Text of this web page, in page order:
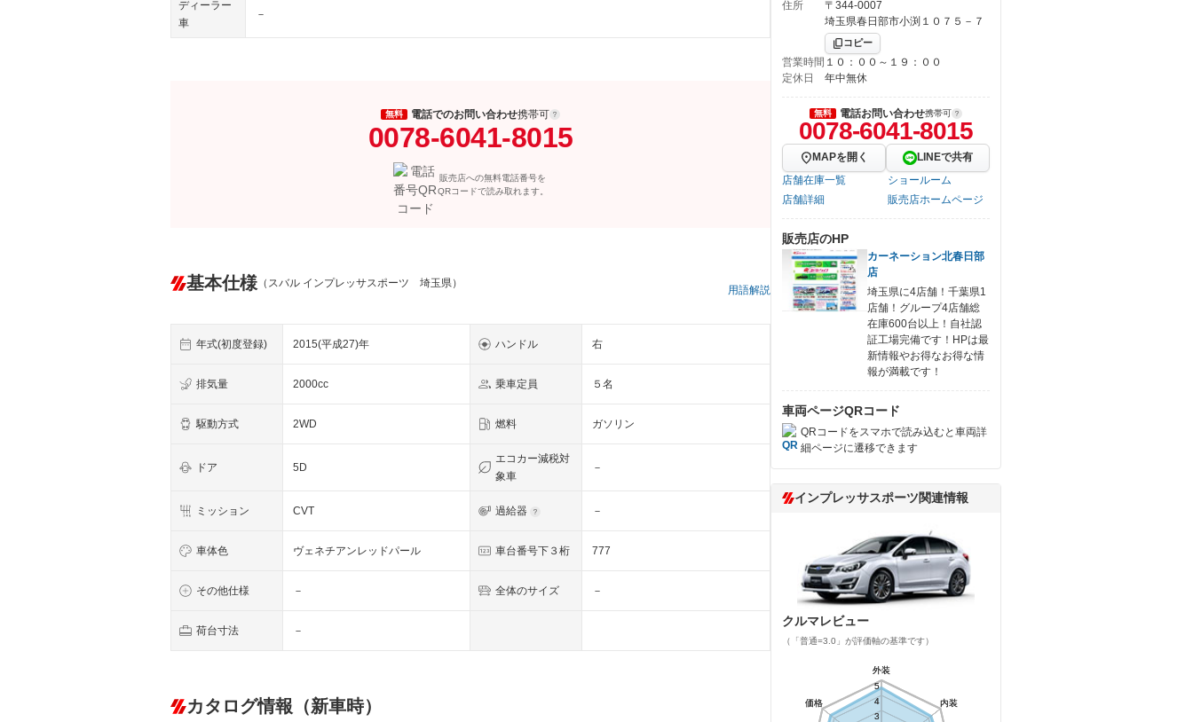
ディーラー
車
－
無料 電話でのお問い合わせ携帯可
0078-6041-8015
販売店への無料電話番号を
QRコードで読み取れます。
基本仕様 （スバル インプレッサスポーツ 埼玉県）
用語解説
年式(初度登録) 2015(平成27)年 ハンドル 右
排気量 2000cc 乗車定員 ５名
駆動方式 2WD 燃料 ガソリン
ドア 5D
エコカー減税対
象車
－
ミッション CVT 過給器 －
車体色 ヴェネチアンレッドパール 車台番号下３桁 777
その他仕様 － 全体のサイズ －
荷台寸法 －
カタログ情報（新車時）
住所
〒344-0007
埼玉県春日部市小渕１０７５－７
コピー
営業時間 １０：００～１９：００
定休日
年中無休
無料 電話お問い合わせ携帯可
0078-6041-8015
MAPを開く
LINEで共有
店舗在庫一覧
ショールーム
店舗詳細
販売店ホームページ
販売店のHP
カーネーション北春日部
店
埼玉県に4店舗！千葉県1
店舗！グループ4店舗総
在庫600台以上！自社認
証工場完備です！HPは最
新情報やお得なお得な情
報が満載です！
車両ページQRコード
QRコードをスマホで読み込むと車両詳
細ページに遷移できます
インプレッサスポーツ関連情報
クルマレビュー
（「普通=3.0」が評価軸の基準です）
外装
内装
価格
3
4
5
外装
内装
価格
3
4
5